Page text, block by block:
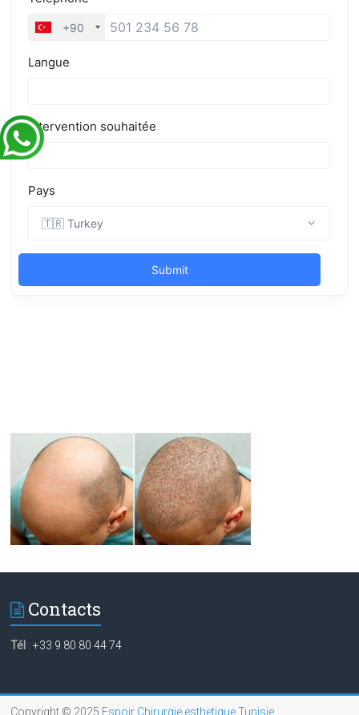
Contacts
Tél :+33 9 80 80 44 74
Copyright © 2025 Espoir Chirurgie esthetique Tunisie